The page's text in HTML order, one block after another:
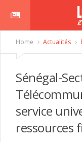
Home Actualités
Sénégal-
service
ressources